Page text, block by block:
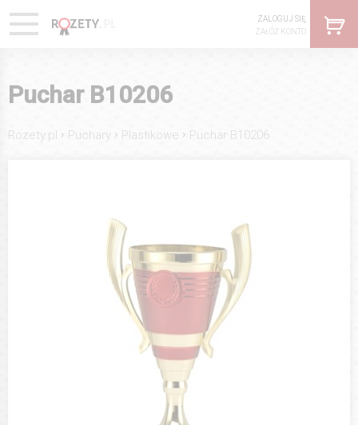
ZALOGUJ SIĘ
ZAŁÓŻ KONTO
Puchar B10206
Rozety.pl › Puchary › Plastikowe › Puchar B10206